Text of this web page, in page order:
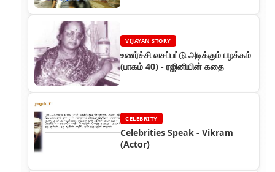
VIJAYAN STORY
உணர்ச்சி வசப்பட்டு அடிக்கும் பழக்கம்
(பாகம் 40) - ரஜினியின் கதை
CELEBRITY
Celebrities Speak - Vikram
(Actor)